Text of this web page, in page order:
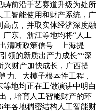
畴前沿手艺赛道升级为处所
智能使用和财产系统，广
点，并取实体经济深度融
东、浙江等地均将“人工
清晰政策信号，上海提
领的新质出产力成长”“深
财产加快成长，广西提
力、大模子根本性工程，
地均正在工做演讲中明白
，培育人工智能财产的环
年各地稠密结构人工智能财